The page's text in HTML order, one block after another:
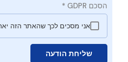
הסכם GDPR *
אני מסכים לכך שהאתר הזה
שליחת הודעה